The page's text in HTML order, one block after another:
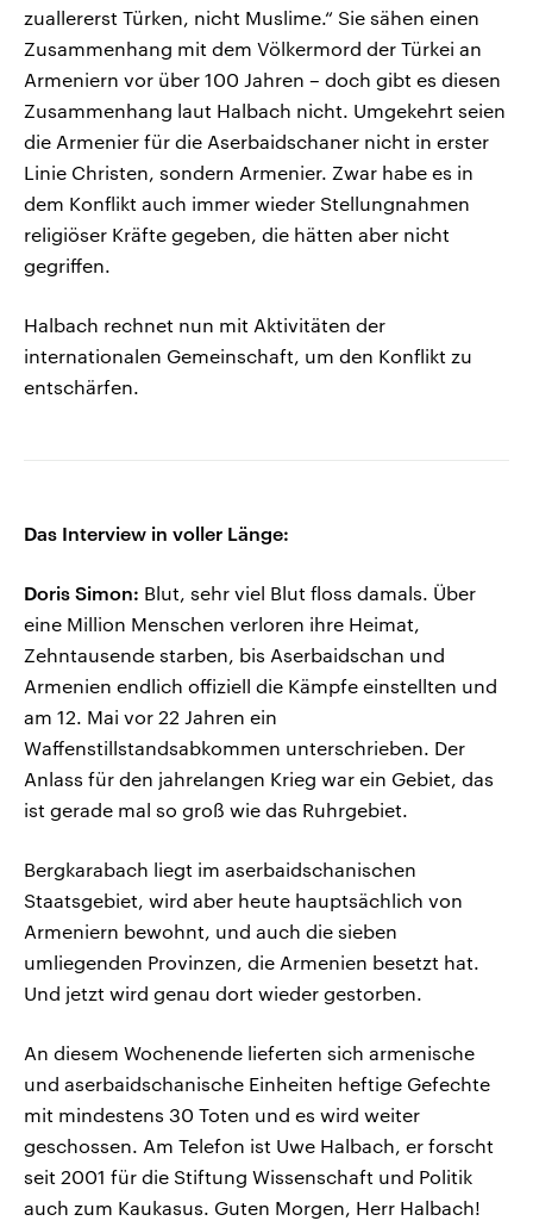
zuallererst Türken, nicht Muslime.“ Sie sähen einen
Zusammenhang mit dem Völkermord der Türkei an
Armeniern vor über 100 Jahren – doch gibt es diesen
Zusammenhang laut Halbach nicht. Umgekehrt seien
die Armenier für die Aserbaidschaner nicht in erster
Linie Christen, sondern Armenier. Zwar habe es in
dem Konflikt auch immer wieder Stellungnahmen
religiöser Kräfte gegeben, die hätten aber nicht
gegriffen.
Halbach rechnet nun mit Aktivitäten der
internationalen Gemeinschaft, um den Konflikt zu
entschärfen.
Das Interview in voller Länge:
Doris Simon: Blut, sehr viel Blut floss damals. Über
eine Million Menschen verloren ihre Heimat,
Zehntausende starben, bis Aserbaidschan und
Armenien endlich offiziell die Kämpfe einstellten und
am 12. Mai vor 22 Jahren ein
Waffenstillstandsabkommen unterschrieben. Der
Anlass für den jahrelangen Krieg war ein Gebiet, das
ist gerade mal so groß wie das Ruhrgebiet.
Bergkarabach liegt im aserbaidschanischen
Staatsgebiet, wird aber heute hauptsächlich von
Armeniern bewohnt, und auch die sieben
umliegenden Provinzen, die Armenien besetzt hat.
Und jetzt wird genau dort wieder gestorben.
An diesem Wochenende lieferten sich armenische
und aserbaidschanische Einheiten heftige Gefechte
mit mindestens 30 Toten und es wird weiter
geschossen. Am Telefon ist Uwe Halbach, er forscht
seit 2001 für die Stiftung Wissenschaft und Politik
auch zum Kaukasus. Guten Morgen, Herr Halbach!